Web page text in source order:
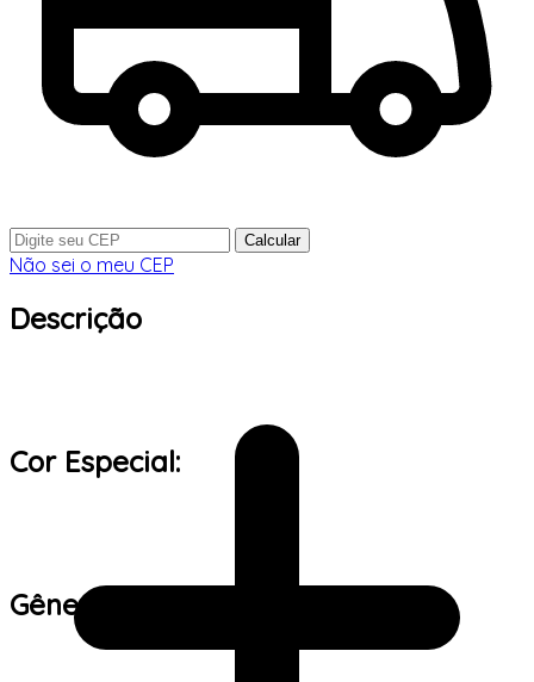
Calcular
Não sei o meu CEP
Descrição
Cor Especial:
Gênero: